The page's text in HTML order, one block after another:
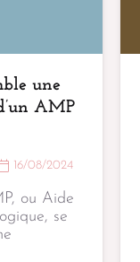
une
AMP
16/08/2024
ou Aide
se